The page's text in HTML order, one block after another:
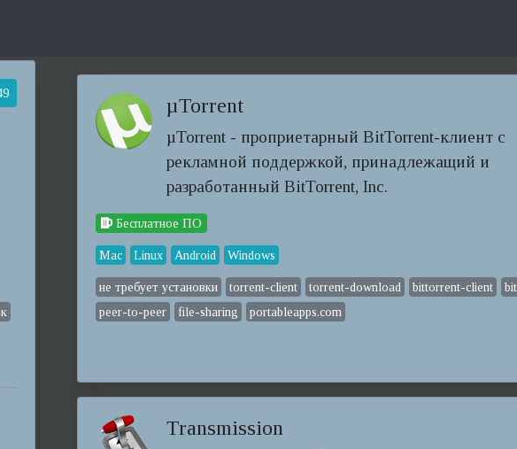
µTorrent
µTorrent - проприетарный BitTorrent-клиент с
рекламной поддержкой, принадлежащий и
разработанный BitTorrent, Inc.
Бесплатное ПО
Mac Linux Android Windows
не требует установки torrent-client torrent-download bittorrent-client
peer-to-peer
file-sharing portableapps.com
Transmission